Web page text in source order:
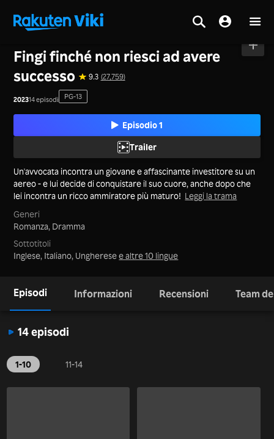
Fingi finché non riesci ad avere
successo
9.3 (27,759)
202314 episodi PG-13
Episodio 1
Trailer
Un'avvocata incontra un giovane e affascinante investitore su un
aereo - e lui decide di conquistare il suo cuore, anche dopo che
lei incontra un ricco ammiratore più maturo! Leggi la trama
Generi
Romanza, Dramma
Sottotitoli
Inglese, Italiano, Ungheresee altre 10 lingue
Episodi Informazioni Recensioni Team
14 episodi
1-10 11-14